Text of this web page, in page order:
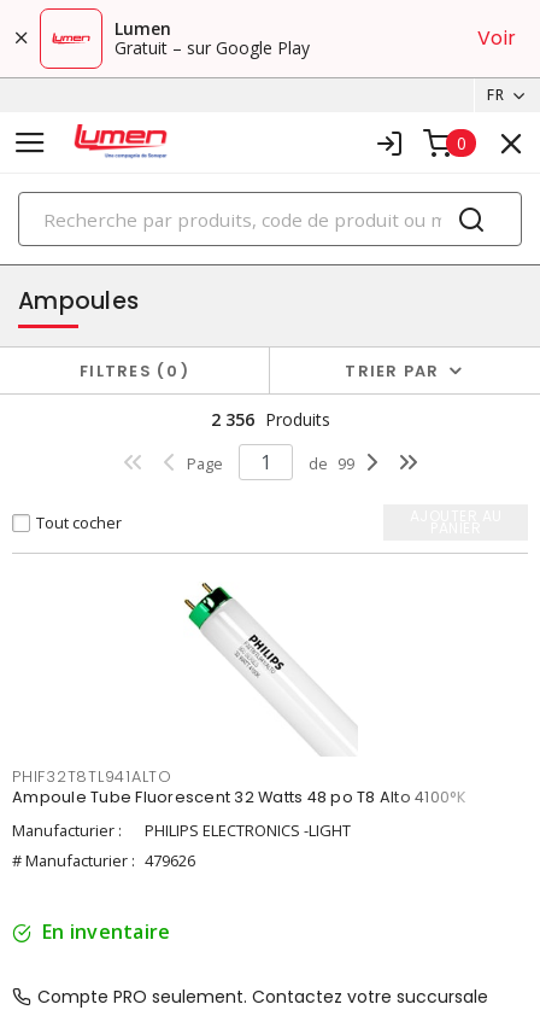
Lumen
Gratuit – sur Google Play
Voir
FR
0
PRODUITS
éclairage
Ampoules
FILTRES 0 TRIER PAR
2 356 Produits
Page de 99
Tout cocher
PHIF32T8TL941ALTO
Ampoule Tube Fluorescent 32 Watts 48 po T8 Alto 4100°K
Manufacturier :
PHILIPS ELECTRONICS -LIGHT
# Manufacturier : 479626
En inventaire
Compte PRO seulement. Contactez votre succursale